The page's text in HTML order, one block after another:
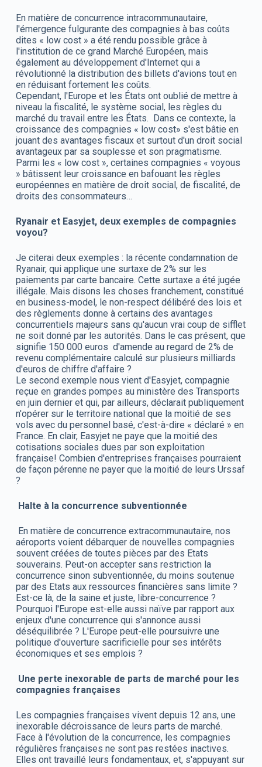
En matière de concurrence intracommunautaire,
l'émergence fulgurante des compagnies à bas coûts
dites « low cost » a été rendu possible grâce à
l'institution de ce grand Marché Européen, mais
également au développement d'Internet qui a
révolutionné la distribution des billets d'avions tout en
en réduisant fortement les coûts.
Cependant, l'Europe et les États ont oublié de mettre à
niveau la fiscalité, le système social, les règles du
marché du travail entre les États. Dans ce contexte, la
croissance des compagnies « low cost» s'est bâtie en
jouant des avantages fiscaux et surtout d'un droit social
avantageux par sa souplesse et son pragmatisme.
Parmi les « low cost », certaines compagnies « voyous
» bâtissent leur croissance en bafouant les règles
européennes en matière de droit social, de fiscalité, de
droits des consommateurs…
Ryanair et Easyjet, deux exemples de compagnies
voyou?
Je citerai deux exemples : la récente condamnation de
Ryanair, qui applique une surtaxe de 2% sur les
paiements par carte bancaire. Cette surtaxe a été jugée
illégale. Mais disons les choses franchement, constitué
en business-model, le non-respect délibéré des lois et
des règlements donne à certains des avantages
concurrentiels majeurs sans qu'aucun vrai coup de sifflet
ne soit donné par les autorités. Dans le cas présent, que
signifie 150 000 euros d'amende au regard de 2% de
revenu complémentaire calculé sur plusieurs milliards
d'euros de chiffre d'affaire ?
Le second exemple nous vient d'Easyjet, compagnie
reçue en grandes pompes au ministère des Transports
en juin dernier et qui, par ailleurs, déclarait publiquement
n'opérer sur le territoire national que la moitié de ses
vols avec du personnel basé, c'est-à-dire « déclaré » en
France. En clair, Easyjet ne paye que la moitié des
cotisations sociales dues par son exploitation
française! Combien d'entreprises françaises pourraient
de façon pérenne ne payer que la moitié de leurs Urssaf
?
Halte à la concurrence subventionnée
En matière de concurrence extracommunautaire, nos
aéroports voient débarquer de nouvelles compagnies
souvent créées de toutes pièces par des Etats
souverains. Peut-on accepter sans restriction la
concurrence sinon subventionnée, du moins soutenue
par des Etats aux ressources financières sans limite ?
Est-ce là, de la saine et juste, libre-concurrence ?
Pourquoi l'Europe est-elle aussi naïve par rapport aux
enjeux d'une concurrence qui s'annonce aussi
déséquilibrée ? L'Europe peut-elle poursuivre une
politique d'ouverture sacrificielle pour ses intérêts
économiques et ses emplois ?
Une perte inexorable de parts de marché pour les
compagnies françaises
Les compagnies françaises vivent depuis 12 ans, une
inexorable décroissance de leurs parts de marché.
Face à l'évolution de la concurrence, les compagnies
régulières françaises ne sont pas restées inactives.
Elles ont travaillé leurs fondamentaux, et, s'appuyant sur